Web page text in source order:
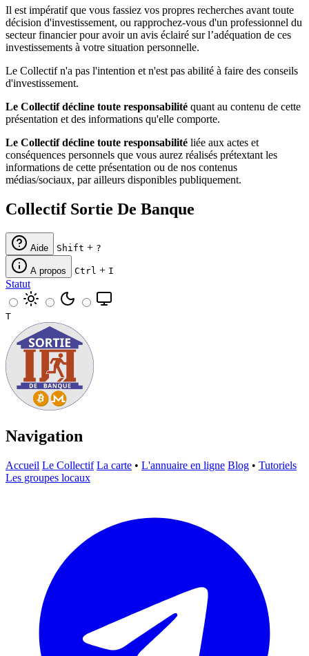
Il est impératif que vous fassiez vos propres recherches avant toute
décision d'investissement, ou rapprochez-vous d'un professionnel du
secteur financier pour avoir un avis éclairé sur l’adéquation de ces
investissements à votre situation personnelle.
Le Collectif n'a pas l'intention et n'est pas abilité à faire des conseils
d'investissement.
Le Collectif décline toute responsabilité quant au contenu de cette
présentation et des informations qu'elle comporte.
Le Collectif décline toute responsabilité liée aux actes et
conséquences personnels que vous aurez réalisés prétextant les
informations de cette présentation ou de nos contenus
médias/sociaux, par ailleurs disponibles publiquement.
Collectif Sortie De Banque
Aide Shift + ?
A propos Ctrl + I
Statut
T
Navigation
Accueil Le Collectif La carte • L'annuaire en ligne Blog • Tutoriels
Les groupes locaux